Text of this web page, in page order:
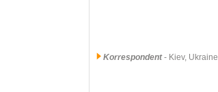
Korrespondent- Kiev, Ukraine